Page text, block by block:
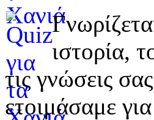
ιστορία,
τις γνώσεις
ετοιμάσαμε